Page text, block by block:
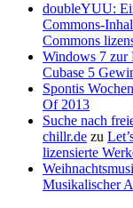
doubleYUU:
Commons-
Commons
Windows 7 zur
Cubase 5
Spontis
Of 2013
Suche nach
chillr.de zu
lizensierte
Musikalischer